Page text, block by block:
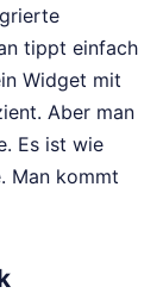
tippt einfach
Widget mit
Aber man
Es ist wie
Man kommt